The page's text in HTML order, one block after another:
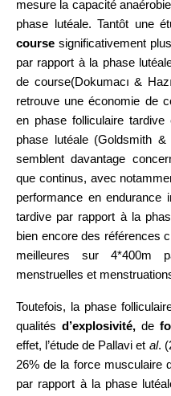
mesure la capacité
phase lutéale. Tantôt une
course significativement
par rapport à la phase
de course(Dokumacı &
retrouve une économie de
en phase folliculaire
phase lutéale (Goldsmith
semblent davantage
que continus, avec
performance en endurance
tardive par rapport à la
bien encore des références
meilleures sur 4*400m
menstruelles et
Toutefois, la phase
qualitésd’explosivité,de
effet, l’étude de Pallavi et al.
26% de la force musculaire
par rapport à la phase